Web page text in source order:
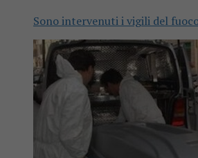
Sono intervenuti i vigili del